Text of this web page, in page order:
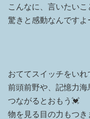
こんなに、言いたい
驚きと感動なんですよ
おててスイッチをいれ
前頭前野や、記憶力海
つながるとおもう💓
物を見る目の力もつき